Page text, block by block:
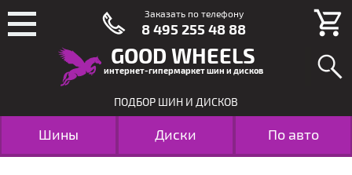
GOOD WHEELS
интернет-гипермаркет шин и дисков
ПОДБОР ШИН И ДИСКОВ
Шины Диски По авто
Заказать по телефону
8 495 255 48 88